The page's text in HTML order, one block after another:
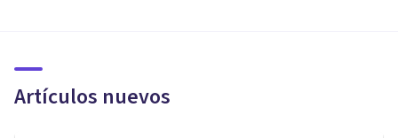
Artículos nuevos